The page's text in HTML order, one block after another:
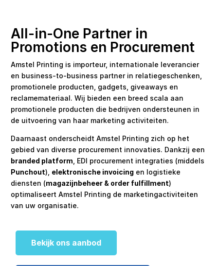
All-in-One Partner in
Promotions en Procurement
Amstel Printing is importeur, internationale leverancier
en business-to-business partner in relatiegeschenken,
promotionele producten, gadgets, giveaways en
reclamemateriaal. Wij bieden een breed scala aan
promotionele producten die bedrijven ondersteunen in
de uitvoering van haar marketing activiteiten.
Daarnaast onderscheidt Amstel Printing zich op het
gebied van diverse procurement innovaties. Dankzij een
branded platform , EDI procurement integraties (middels
Punchout), elektronische invoicing en logistieke
diensten (magazijnbeheer & order fulfillment)
optimaliseert Amstel Printing de marketingactiviteiten
van uw organisatie.
Bekijk ons aanbod